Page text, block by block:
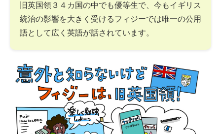
旧英国領３４カ国の中でも優等生で、今もイギリス
統治の影響を大きく受けるフィジーでは唯一の公用
語として広く英語が話されています。